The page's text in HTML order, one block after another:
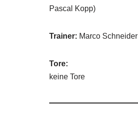
Pascal Kopp)
Trainer: Marco Schneider
Tore:
keine Tore